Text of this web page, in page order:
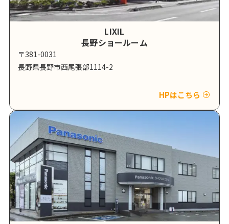
LIXIL
長野ショールーム
〒381-0031
長野県長野市西尾張部1114-2
HPはこちら